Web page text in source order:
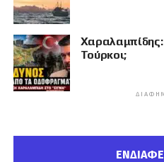
Χαραλαμπίδης:
Τούρκοι;